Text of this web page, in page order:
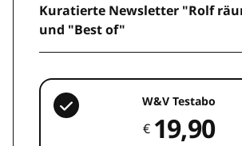
Kuratierte Newsletter "Rolf
und "Best of"
W&V Testabo
€ 19,90